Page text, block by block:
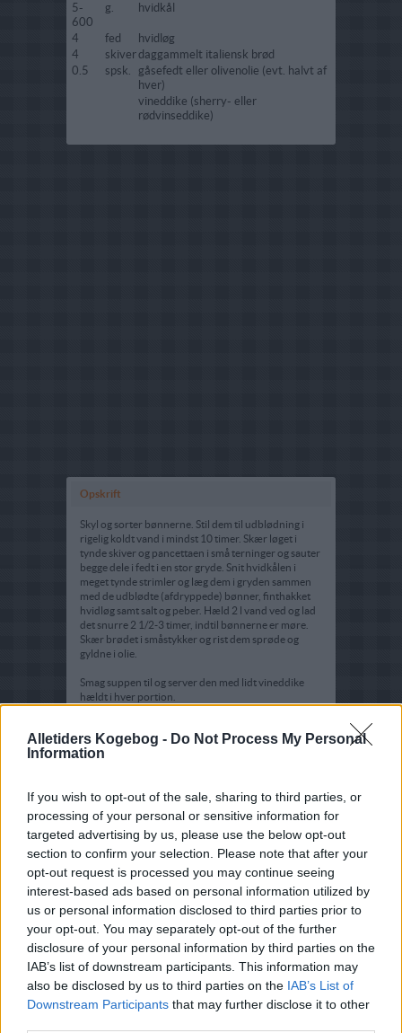
Alletiders Kogebog - Do Not Process My Personal
Information
If you wish to opt-out of the sale, sharing to third parties, or
processing of your personal or sensitive information for
targeted advertising by us, please use the below opt-out
section to confirm your selection. Please note that after your
opt-out request is processed you may continue seeing
interest-based ads based on personal information utilized by
us or personal information disclosed to third parties prior to
your opt-out. You may separately opt-out of the further
disclosure of your personal information by third parties on the
IAB’s list of downstream participants. This information may
also be disclosed by us to third parties on the IAB’s List of
Downstream Participants that may further disclose it to other
5-
600
g. hvidkål
4 fed
hvidløg
4
skiverdaggammelt italiensk brød
0.5
spsk.
gåsefedt eller olivenolie (evt. halvt af
hver)
vineddike (sherry- eller
rødvinseddike)
Opskrift
Skyl og sorter bønnerne. Stil dem til udblødning i
rigelig koldt vand i mindst 10 timer. Skær løget i
tynde skiver og pancettaen i små terninger og sauter
begge dele i fedt i en stor gryde. Snit hvidkålen i
meget tynde strimler og læg dem i gryden sammen
med de udblødte (afdryppede) bønner, finthakket
hvidløg samt salt og peber. Hæld 2 l vand ved og lad
det snurre 2 1/2-3 timer, indtil bønnerne er møre.
Skær brødet i småstykker og rist dem sprøde og
gyldne i olie.
Smag suppen til og server den med lidt vineddike
hældt i hver portion.